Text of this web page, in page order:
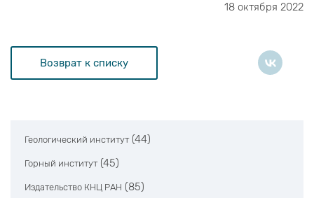
18 октября 2022
Возврат к списку
Геологический институт (44)
Горный институт (45)
Издательство КНЦ РАН (85)